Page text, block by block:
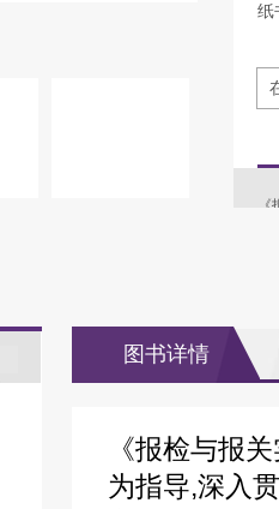
纸
图书详情
《报检与报
为指导,深入